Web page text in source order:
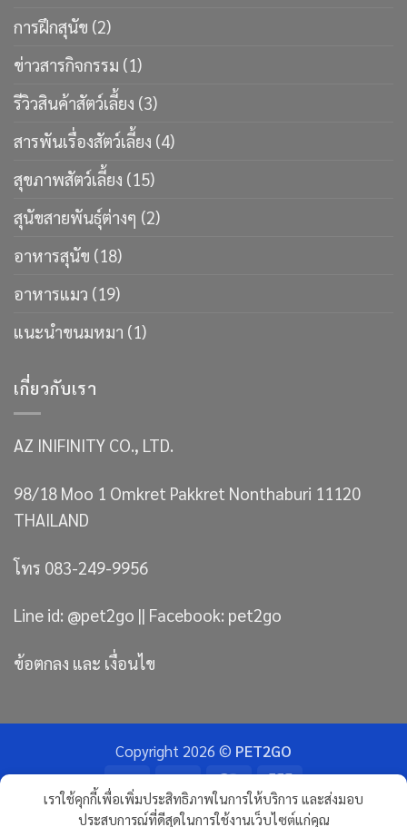
การฝึกสุนัข (2)
ข่าวสารกิจกรรม (1)
รีวิวสินค้าสัตว์เลี้ยง (3)
สารพันเรื่องสัตว์เลี้ยง (4)
สุขภาพสัตว์เลี้ยง (15)
สุนัขสายพันธ์ุต่างๆ (2)
อาหารสุนัข (18)
อาหารแมว (19)
แนะนำขนมหมา (1)
เกี่ยวกับเรา
AZ INIFINITY CO., LTD.
98/18 Moo 1 Omkret Pakkret Nonthaburi 11120
THAILAND
โทร 083-249-9956
Line id: @pet2go || Facebook: pet2go
ข้อตกลง และ เงื่อนไข
Copyright 2026 © PET2GO
Bank
Transfer
Visa MasterCard
JCB
ขนมแมว
ทรายแมวภูเขาไฟ อัลติเมทพรีเมียม
เราใช้คุกกี้เพื่อเพิ่มประสิทธิภาพในการให้บริการ และส่งมอบ
ประสบการณ์ที่ดีสุดในการใช้งานเว็บไซต์แก่คุณ